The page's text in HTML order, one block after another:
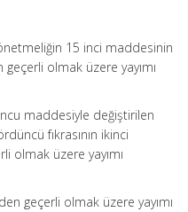
15 inci maddesinin
olmak üzere yayımı
maddesiyle değiştirilen
fıkrasının ikinci
olmak üzere yayımı
geçerli olmak üzere yayımı